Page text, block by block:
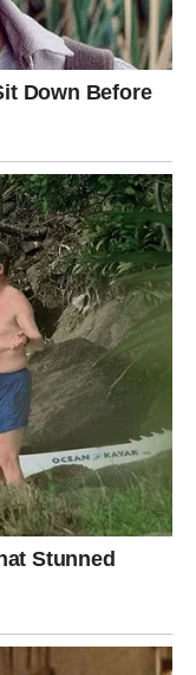
zvezde donose
poslovna
koja će imati veliki
petak pamtite po
iznenađenje.
započnu vezu
najvažnijih u
Poslovni
postaje sigurnija,
trenuci i mnogo
osobu koja će ih